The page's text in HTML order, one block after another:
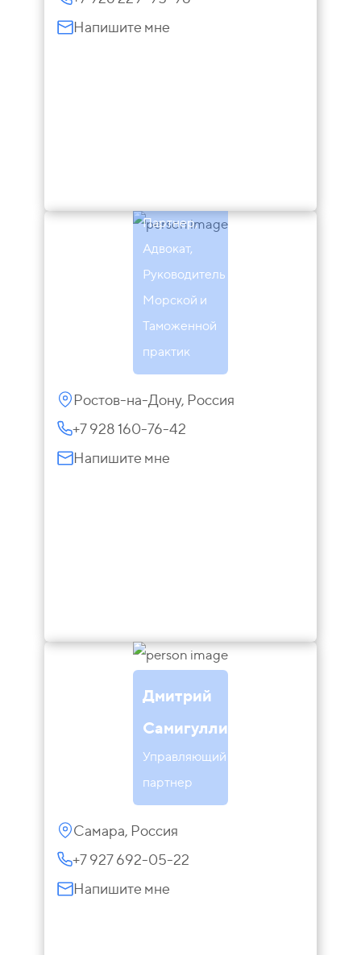
Напишите мне
Партнер,
Адвокат,
Руководитель
Морской и
Таможенной
практик
Ростов-на-Дону, Россия
+7 928 160-76-42
Напишите мне
Дмитрий
Самигуллин
Управляющий
партнер
Самара, Россия
+7 927 692-05-22
Напишите мне